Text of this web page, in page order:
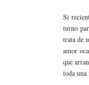
Si
turno
trata de
amor
que
toda una